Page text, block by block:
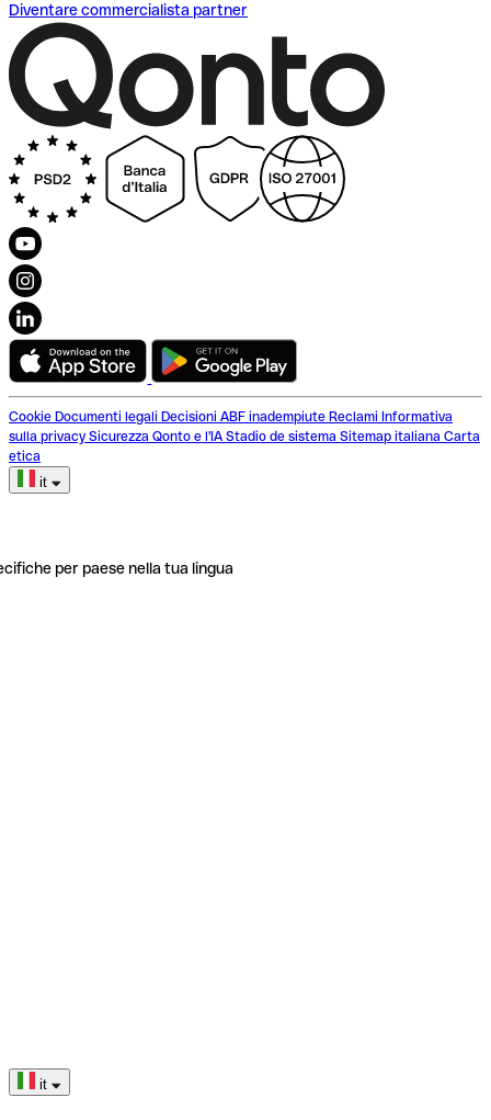
Diventare commercialista partner
Cookie Documenti legali Decisioni ABF inadempiute Reclami Informativa
sulla privacy Sicurezza Qonto e l'IA Stadio de sistema Sitemap italiana Carta
etica
it
per paese nella tua lingua
it